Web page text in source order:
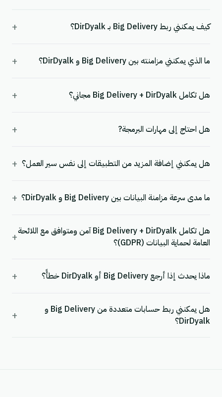
كيف يمكنني ربط Big Delivery بـ DirDyalk؟ +
ما الذي يمكنني مزامنته بين Big Delivery و DirDyalk؟ +
هل تكامل Big Delivery + DirDyalk مجاني؟ +
هل احتاج إلى مهارات البرمجة? +
هل يمكنني إضافة المزيد من التطبيقات إلى نفس سير العمل؟ +
ما مدى سرعة مزامنة البيانات بين Big Delivery و DirDyalk؟ +
هل تكامل Big Delivery + DirDyalk آمن ومتوافق مع اللائحة
العامة لحماية البيانات (GDPR)؟
+
ماذا يحدث إذا أرجع Big Delivery أو DirDyalk خطأً؟ +
هل يمكنني ربط حسابات متعددة من Big Delivery و
DirDyalk؟
+